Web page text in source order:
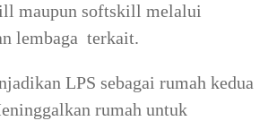
maupun softskill melalui
lembaga terkait.
LPS sebagai rumah kedua
rumah untuk